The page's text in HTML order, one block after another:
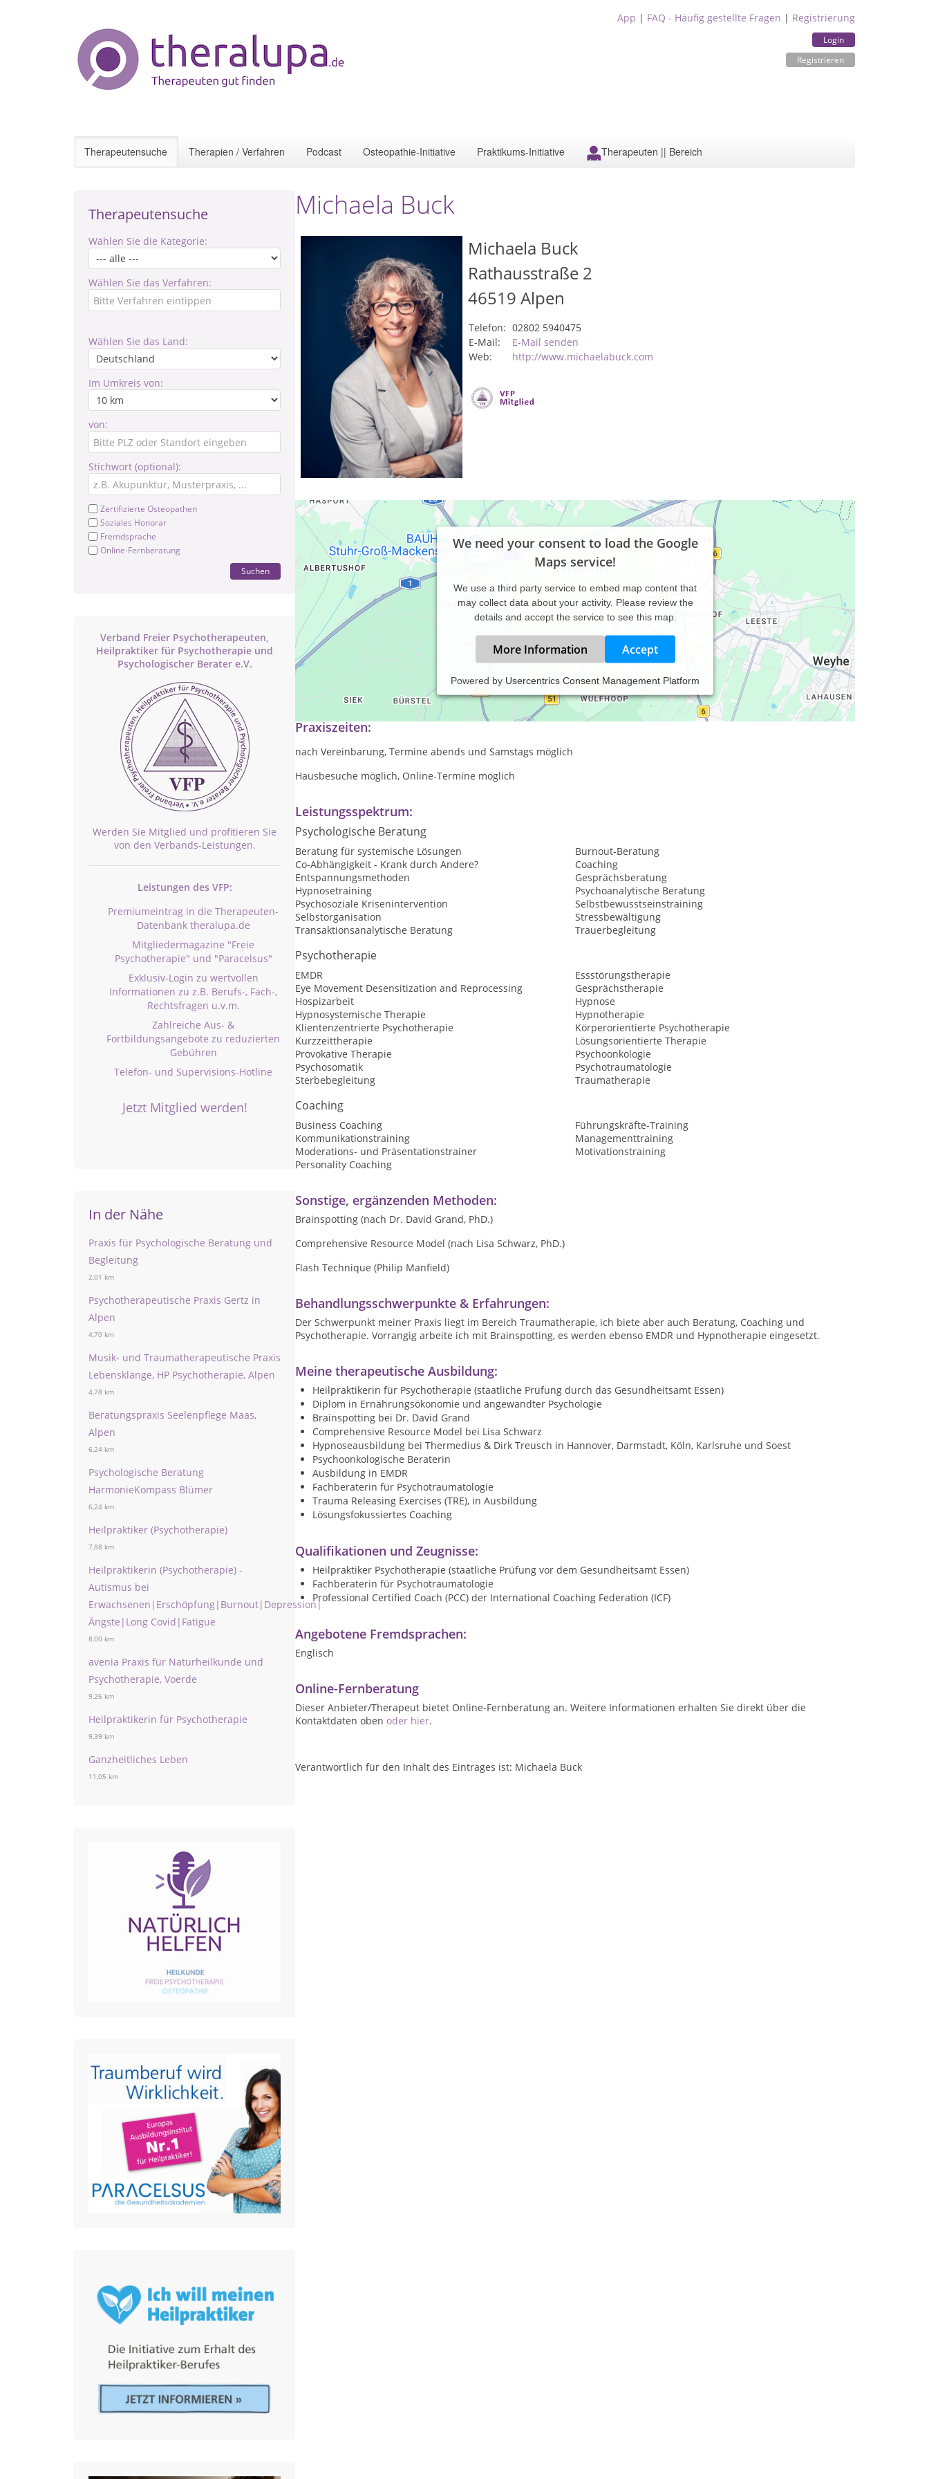
App | FAQ - Häufig gestellte Fragen | Registrierung
Login
Registrieren
Therapeutensuche Therapien / Verfahren Podcast Osteopathie-Initiative Praktikums-Initiative Therapeuten || Bereich
Therapeutensuche
Wählen Sie die Kategorie:
Wählen Sie das Verfahren:
Wählen Sie das Land:
Im Umkreis von:
von:
Stichwort (optional):
Zertifizierte Osteopathen
Soziales Honorar
Fremdsprache
Online-Fernberatung
Suchen
Verband Freier Psychotherapeuten,
Heilpraktiker für Psychotherapie und
Psychologischer Berater e.V.
Werden Sie Mitglied und profitieren Sie
von den Verbands-Leistungen.
Leistungen des VFP:
Premiumeintrag in die Therapeuten-
Datenbank theralupa.de
Mitgliedermagazine "Freie
Psychotherapie" und "Paracelsus"
Exklusiv-Login zu wertvollen
Informationen zu z.B. Berufs-, Fach-,
Rechtsfragen u.v.m.
Zahlreiche Aus- &
Fortbildungsangebote zu reduzierten
Gebühren
Telefon- und Supervisions-Hotline
Jetzt Mitglied werden!
In der Nähe
Praxis für Psychologische Beratung und
Begleitung
2,01 km
Psychotherapeutische Praxis Gertz in
Alpen
4,70 km
Musik- und Traumatherapeutische Praxis
Lebensklänge, HP Psychotherapie, Alpen
4,78 km
Beratungspraxis Seelenpflege Maas,
Alpen
6,24 km
Psychologische Beratung
HarmonieKompass Blümer
6,24 km
Heilpraktiker (Psychotherapie)
7,88 km
Heilpraktikerin (Psychotherapie) -
Autismus bei
Erwachsenen|Erschöpfung|Burnout|Depression|
Ängste|Long Covid|Fatigue
8,00 km
avenia Praxis für Naturheilkunde und
Psychotherapie, Voerde
9,26 km
Heilpraktikerin für Psychotherapie
9,39 km
Ganzheitliches Leben
11,05 km
Michaela Buck
Michaela Buck
Rathausstraße 2
46519 Alpen
Telefon: 02802 5940475
E-Mail:
E-Mail senden
Web:
http://www.michaelabuck.com
We need your consent to load the Google
Maps service!
We use a third party service to embed map content that
may collect data about your activity. Please review the
details and accept the service to see this map.
More Information Accept
Powered by Usercentrics Consent Management Platform
Wenn darüber reden nicht mehr reicht...
Praxiszeiten:
nach Vereinbarung, Termine abends und Samstags möglich
Hausbesuche möglich, Online-Termine möglich
Leistungsspektrum:
Psychologische Beratung
Beratung für systemische Lösungen
Burnout-Beratung
Co-Abhängigkeit - Krank durch Andere?
Coaching
Entspannungsmethoden
Gesprächsberatung
Hypnosetraining
Psychoanalytische Beratung
Psychosoziale Krisenintervention
Selbstbewusstseinstraining
Selbstorganisation
Stressbewältigung
Transaktionsanalytische Beratung
Trauerbegleitung
Psychotherapie
EMDR
Essstörungstherapie
Eye Movement Desensitization and Reprocessing
Gesprächstherapie
Hospizarbeit
Hypnose
Hypnosystemische Therapie
Hypnotherapie
Klientenzentrierte Psychotherapie
Körperorientierte Psychotherapie
Kurzzeittherapie
Lösungsorientierte Therapie
Provokative Therapie
Psychoonkologie
Psychosomatik
Psychotraumatologie
Sterbebegleitung
Traumatherapie
Coaching
Business Coaching
Führungskräfte-Training
Kommunikationstraining
Managementtraining
Moderations- und Präsentationstrainer
Motivationstraining
Personality Coaching
Sonstige, ergänzenden Methoden:
Brainspotting (nach Dr. David Grand, PhD.)
Comprehensive Resource Model (nach Lisa Schwarz, PhD.)
Flash Technique (Philip Manfield)
Behandlungsschwerpunkte & Erfahrungen:
Der Schwerpunkt meiner Praxis liegt im Bereich Traumatherapie, ich biete aber auch Beratung, Coaching und
Psychotherapie. Vorrangig arbeite ich mit Brainspotting, es werden ebenso EMDR und Hypnotherapie eingesetzt.
Meine therapeutische Ausbildung:
Heilpraktikerin für Psychotherapie (staatliche Prüfung durch das Gesundheitsamt Essen)
Diplom in Ernährungsökonomie und angewandter Psychologie
Brainspotting bei Dr. David Grand
Comprehensive Resource Model bei Lisa Schwarz
Hypnoseausbildung bei Thermedius & Dirk Treusch in Hannover, Darmstadt, Köln, Karlsruhe und Soest
Psychoonkologische Beraterin
Ausbildung in EMDR
Fachberaterin für Psychotraumatologie
Trauma Releasing Exercises (TRE), in Ausbildung
Lösungsfokussiertes Coaching
Qualifikationen und Zeugnisse:
Heilpraktiker Psychotherapie (staatliche Prüfung vor dem Gesundheitsamt Essen)
Fachberaterin für Psychotraumatologie
Professional Certified Coach (PCC) der International Coaching Federation (ICF)
Angebotene Fremdsprachen:
Englisch
Online-Fernberatung
Dieser Anbieter/Therapeut bietet Online-Fernberatung an. Weitere Informationen erhalten Sie direkt über die
Kontaktdaten oben oder hier.
Verantwortlich für den Inhalt des Eintrages ist: Michaela Buck